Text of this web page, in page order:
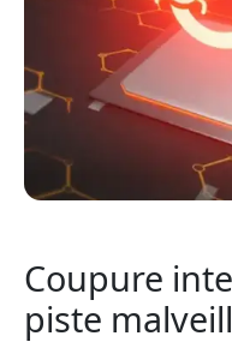
Coupure
piste